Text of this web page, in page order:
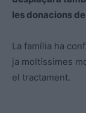
les donacions
La família ha
ja moltíssimes
el tractament.